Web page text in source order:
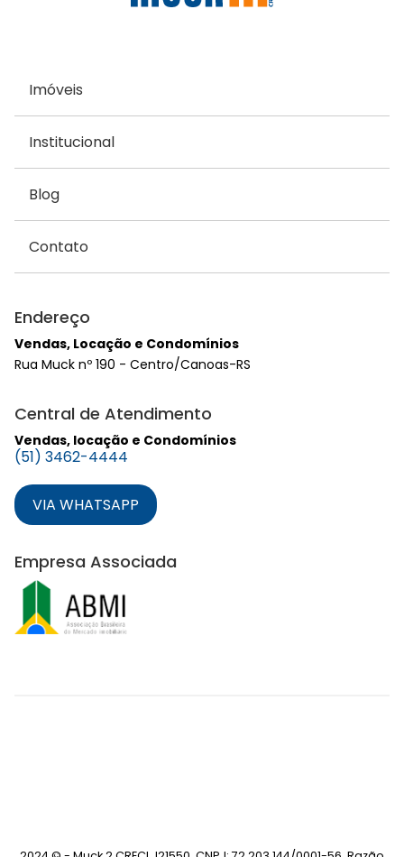
Imóveis
Institucional
Blog
Contato
Endereço
Vendas, Locação e Condomínios
Rua Muck nº 190 - Centro/Canoas-RS
Central de Atendimento
Vendas, locação e Condomínios
(51) 3462-4444
VIA WHATSAPP
Empresa Associada